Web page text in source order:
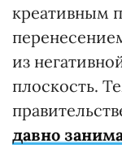
креативным
из
плоскость.
давно